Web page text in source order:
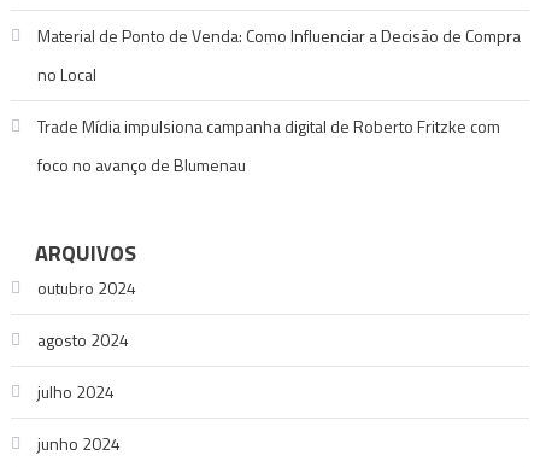
Material de Ponto de Venda: Como Influenciar a Decisão de Compra
no Local
Trade Mídia impulsiona campanha digital de Roberto Fritzke com
foco no avanço de Blumenau
ARQUIVOS
outubro 2024
agosto 2024
julho 2024
junho 2024